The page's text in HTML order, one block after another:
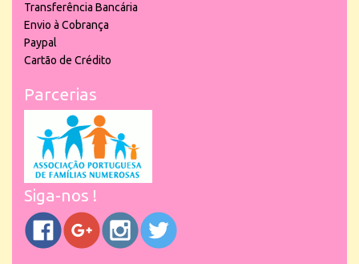
Transferência Bancária
Envio à Cobrança
Paypal
Cartão de Crédito
Parcerias
Siga-nos !